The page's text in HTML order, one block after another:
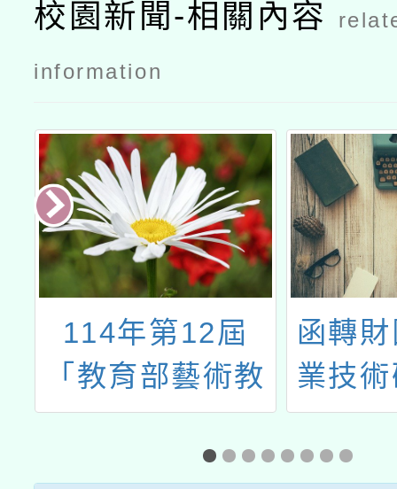
校園新聞-相關內容
information
114年第12屆
「教育部藝術教
育貢獻獎」評選
函轉
業技
理「
陽光